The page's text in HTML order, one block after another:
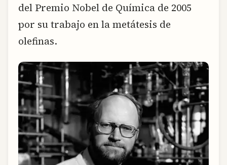
del Premio Nobel de Química de 2005
por su trabajo en la metátesis de
olefinas.